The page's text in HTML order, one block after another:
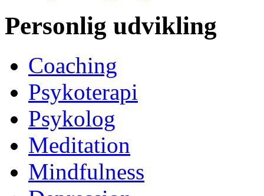
Personlig udvikling
Coaching
Psykoterapi
Psykolog
Meditation
Mindfulness